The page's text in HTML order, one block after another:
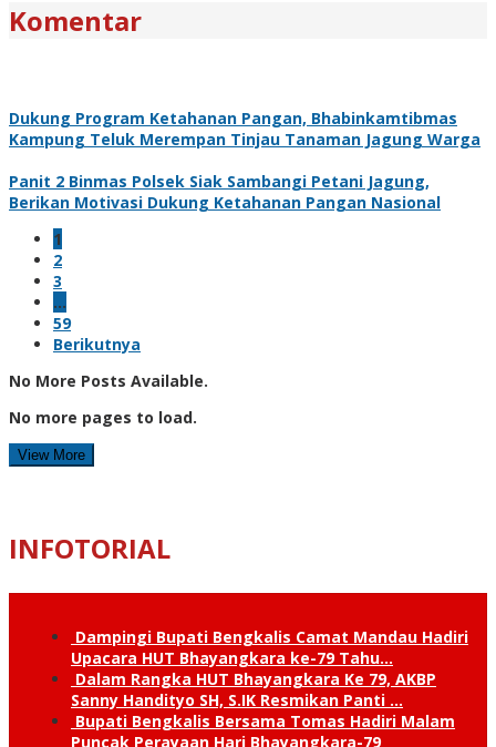
Komentar
Dukung Program Ketahanan Pangan, Bhabinkamtibmas
Kampung Teluk Merempan Tinjau Tanaman Jagung Warga
Panit 2 Binmas Polsek Siak Sambangi Petani Jagung,
Berikan Motivasi Dukung Ketahanan Pangan Nasional
1
2
3
…
59
Berikutnya
No More Posts Available.
No more pages to load.
View More
INFOTORIAL
Dampingi Bupati Bengkalis Camat Mandau Hadiri
Upacara HUT Bhayangkara ke-79 Tahu…
Dalam Rangka HUT Bhayangkara Ke 79, AKBP
Sanny Handityo SH, S.IK Resmikan Panti …
Bupati Bengkalis Bersama Tomas Hadiri Malam
Puncak Perayaan Hari Bhayangkara-79